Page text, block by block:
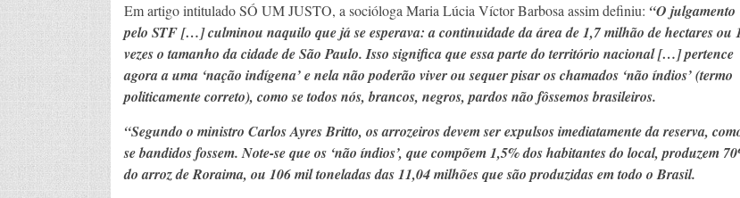
Em artigo intitulado SÓ UM JUSTO, a socióloga Maria Lúcia Víctor Barbosa assim definiu: “O julgamento
pelo STF […] culminou naquilo que já se esperava: a continuidade da área de 1,7 milhão de hectares ou
vezes o tamanho da cidade de São Paulo. Isso significa que essa parte do território nacional […] pertence
agora a uma ‘nação indígena’ e nela não poderão viver ou sequer pisar os chamados ‘não índios’ (termo
politicamente correto), como se todos nós, brancos, negros, pardos não fôssemos brasileiros.
“Segundo o ministro Carlos Ayres Britto, os arrozeiros devem ser expulsos imediatamente da reserva,
se bandidos fossem. Note-se que os ‘não índios’, que compõem 1,5% dos habitantes do local, produzem
do arroz de Roraima, ou 106 mil toneladas das 11,04 milhões que são produzidas em todo o Brasil.